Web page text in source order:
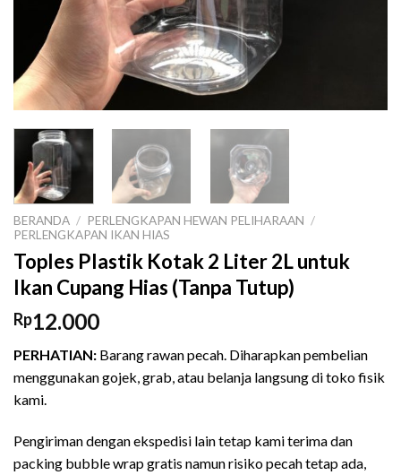
BERANDA / PERLENGKAPAN HEWAN PELIHARAAN /
PERLENGKAPAN IKAN HIAS
Toples Plastik Kotak 2 Liter 2L untuk
Ikan Cupang Hias (Tanpa Tutup)
Rp12.000
PERHATIAN: Barang rawan pecah. Diharapkan pembelian
menggunakan gojek, grab, atau belanja langsung di toko fisik
kami.
Pengiriman dengan ekspedisi lain tetap kami terima dan
packing bubble wrap gratis namun risiko pecah tetap ada,